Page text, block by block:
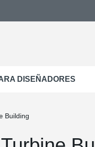
DISEÑADORES
Building